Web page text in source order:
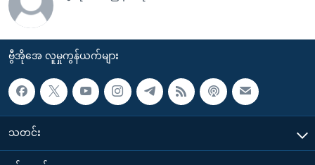
ဗွီအိုအေ လူမှုကွန်ယက်များ
သတင်း